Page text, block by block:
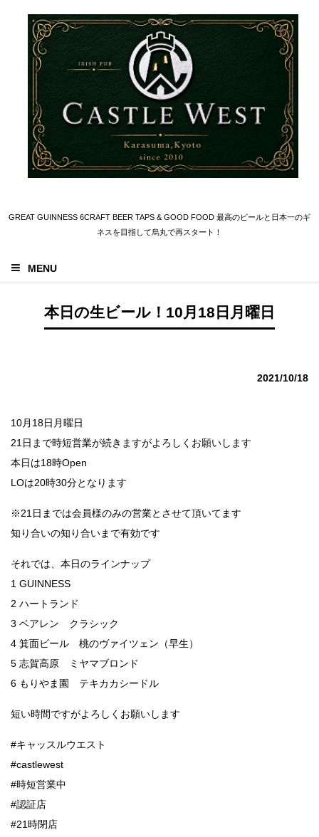
GREAT GUINNESS 6CRAFT BEER TAPS & GOOD FOOD 最高のビールと日本一のギ
ネスを目指して烏丸で再スタート！
MENU
本日の生ビール！10月18日月曜日
2021/10/18
10月18日月曜日
21日まで時短営業が続きますがよろしくお願いします
本日は18時Open
LOは20時30分となります
※21日までは会員様のみの営業とさせて頂いてます
知り合いの知り合いまで有効です
それでは、本日のラインナップ
1 GUINNESS
2 ハートランド
3 ベアレン クラシック
4 箕面ビール 桃のヴァイツェン（早生）
5 志賀高原 ミヤマブロンド
6 もりやま園 テキカカシードル
短い時間ですがよろしくお願いします
#キャッスルウエスト
#castlewest
#時短営業中
#認証店
#21時閉店